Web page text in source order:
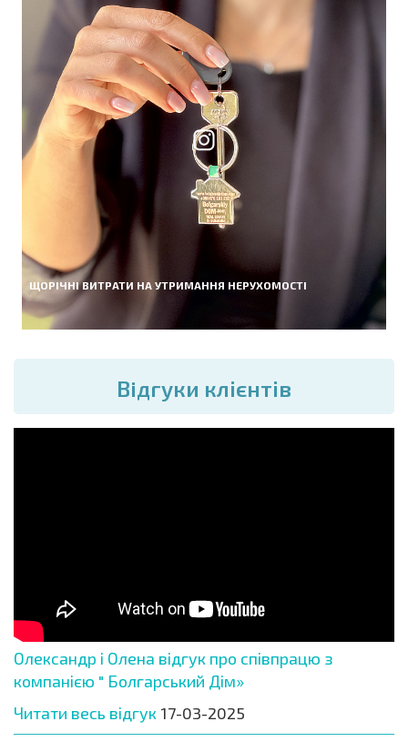
ЩОРІЧНІ ВИТРАТИ НА УТРИМАННЯ НЕРУХОМОСТІ
Вiдгуки клієнтів
Олександр і Олена відгук про співпрацю з
компанією " Болгарський Дім»
Читати весь відгук 17-03-2025